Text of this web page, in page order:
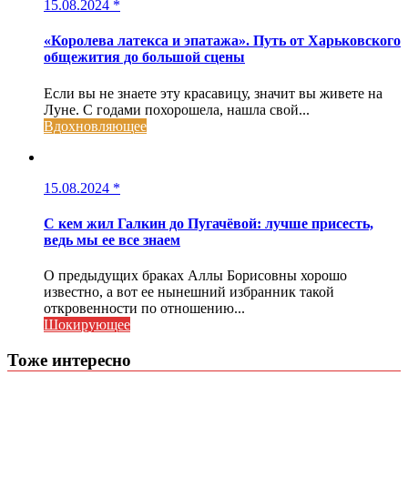
15.08.2024 *
«Королева латекса и эпатажа». Путь от Харьковского
общежития до большой сцены
Если вы не знаете эту красавицу, значит вы живете на
Луне. С годами похорошела, нашла свой...
Вдохновляющее
15.08.2024 *
С кем жил Галкин до Пугачёвой: лучше присесть,
ведь мы ее все знаем
О предыдущих браках Аллы Борисовны хорошо
известно, а вот ее нынешний избранник такой
откровенности по отношению...
Шокирующее
Тоже интересно